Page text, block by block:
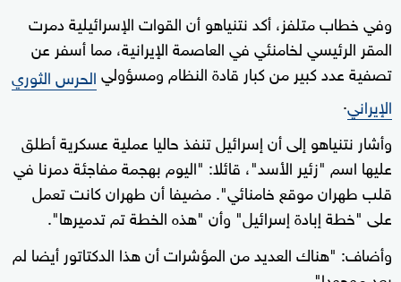
وفي خطاب متلفز، أكد نتنياهو أن القوات الإسرائيلية دمرت
المقر الرئيسي لخامنئي في العاصمة الإيرانية، مما أسفر عن
تصفية عدد كبير من كبار قادة النظام ومسؤوليالحرس الثوري
الإيراني.
وأشار نتنياهو إلى أن إسرائيل تنفذ حاليا عملية عسكرية أطلق
عليها اسم "زئير الأسد"، قائلا: "اليوم بهجمة مفاجئة دمرنا في
قلب طهران موقع خامنائي". مضيفا أن طهران كانت تعمل
على "خطة إبادة إسرائيل" وأن "هذه الخطة تم تدميرها".
وأضاف: "هناك العديد من المؤشرات أن هذا الدكتاتور أيضا لم